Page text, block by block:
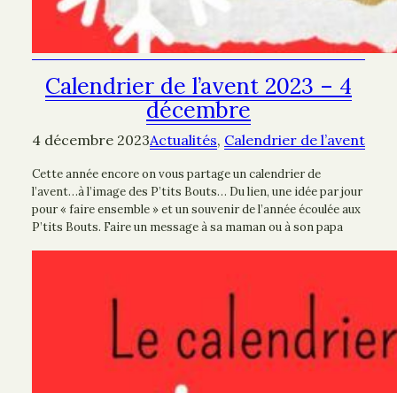
Calendrier de l’avent 2023 – 4
décembre
4 décembre 2023Actualités, Calendrier de l’avent
Cette année encore on vous partage un calendrier de
l’avent…à l’image des P’tits Bouts… Du lien, une idée par jour
pour « faire ensemble » et un souvenir de l’année écoulée aux
P’tits Bouts. Faire un message à sa maman ou à son papa